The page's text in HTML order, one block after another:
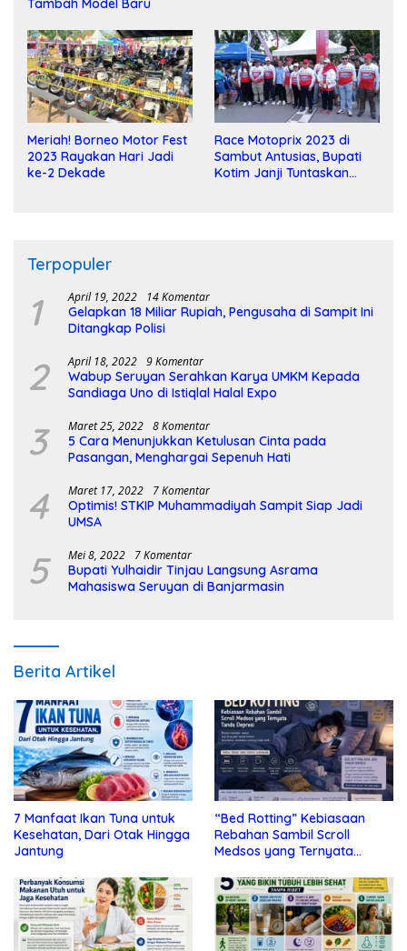
Tambah Model Baru
Meriah! Borneo Motor Fest
2023 Rayakan Hari Jadi
ke-2 Dekade
Race Motoprix 2023 di
Sambut Antusias, Bupati
Kotim Janji Tuntaskan
Terpopuler
1 April 19, 2022 14 Komentar
Gelapkan 18 Miliar Rupiah, Pengusaha di Sampit Ini
Ditangkap Polisi
2 April 18, 2022 9 Komentar
Wabup Seruyan Serahkan Karya UMKM Kepada
Sandiaga Uno di Istiqlal Halal Expo
3 Maret 25, 2022 8 Komentar
5 Cara Menunjukkan Ketulusan Cinta pada
Pasangan, Menghargai Sepenuh Hati
4 Maret 17, 2022 7 Komentar
Optimis! STKIP Muhammadiyah Sampit Siap Jadi
UMSA
5 Mei 8, 2022 7 Komentar
Bupati Yulhaidir Tinjau Langsung Asrama
Mahasiswa Seruyan di Banjarmasin
Berita Artikel
7 Manfaat Ikan Tuna untuk
Kesehatan, Dari Otak Hingga
Jantung
“Bed Rotting” Kebiasaan
Rebahan Sambil Scroll
Medsos yang Ternyata